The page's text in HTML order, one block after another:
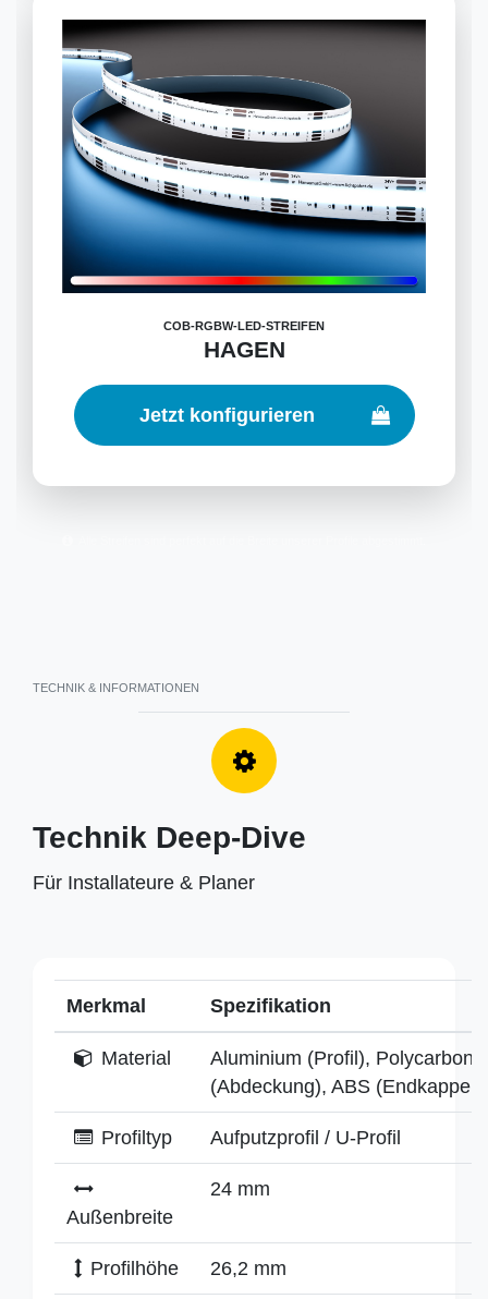
COB-RGBW-LED-STREIFEN
HAGEN
Jetzt konfigurieren
TECHNIK & INFORMATIONEN
Technik Deep-Dive
Für Installateure & Planer
Merkmal Spezifikation
Material
Aluminium (Profil),
(Abdeckung), ABS (Endkappen)
Profiltyp Aufputzprofil / U-Profil
Außenbreite
24 mm
Profilhöhe 26,2 mm